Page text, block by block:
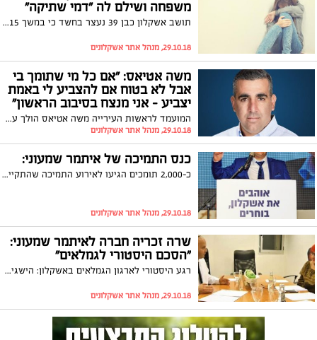
משפחה ושילם לה "דמי שתיקה"
תושב אשקלון כבן 39 נעצר בחשד כי במשך 15 שנים ביצע עבירות מין בבת משפחתו מאז היותה בת 6. על מנת שזאת לא תחשוף את מסכת הייסורים העוברת עליה שילם לה בכל חודש "דמי שתיקה". לפני שבועיים היא החליטה לשבור שתיקה והוא נעצר
29.10.18, מנהל אתר אשקלונים
משה אטיאס: "אם כל מי שתומך בי
אבל לא בטוח אם להצביע לי באמת
יצביע – אני מנצח בסיבוב הראשון"
המועמד לראשות העירייה משה אטיאס הולך עד הסוף. רגע לפני פתיחת הקלפיות, חבר המועצה הצעיר והשאפתן שהוכיח בחמש השנים האחרונות שהוא יודע עשייה מהי - הולך עד הסוף בדרך לכיסא ראש העירייה וראשות הסיעה החזקה ביותר במועצה. ראיון
29.10.18, מנהל אתר אשקלונים
כנס התמיכה של איתמר שמעוני:
כ-2,000 תומכים הגיעו לאירוע התמיכה שהתקיים אמש באולמי ה-c view. שמעוני: "התמיכה שלכם מדהימה ומרגשת, בעזרתכם ננצח את הבחירות האלה בסיבוב הראשון"
29.10.18, מנהל אתר אשקלונים
שרה זכריה חברה לאיתמר שמעוני:
"הסכם היסטורי לגמלאים"
רגע היסטורי לארגון הגמלאים באשקלון: הישגים אדירים לגמלאי אשקלון בהסכם תמיכה באיתמר שמעוני לראשות העיר אשקלון
29.10.18, מנהל אתר אשקלונים